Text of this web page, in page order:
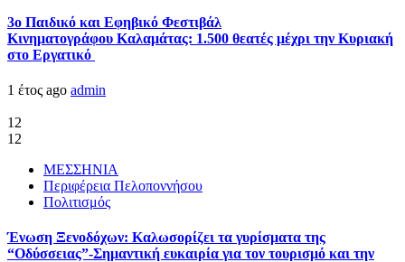
3ο Παιδικό και Εφηβικό Φεστιβάλ
Κινηματογράφου Καλαμάτας: 1.500 θεατές μέχρι την Κυριακή
στο Εργατικό
1 έτος ago admin
12
12
ΜΕΣΣΗΝΙΑ
Περιφέρεια Πελοποννήσου
Πολιτισμός
Ένωση Ξενοδόχων: Καλωσορίζει τα γυρίσματα της
“Οδύσσειας”-Σημαντική ευκαιρία για τον τουρισμό και την